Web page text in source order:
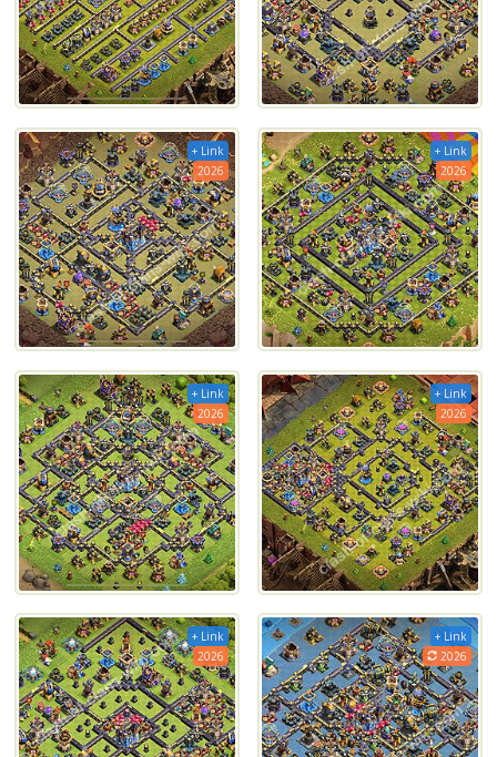
+ Link
2026
+ Link
2026
+ Link
2026
+ Link
2026
+ Link
2026
+ Link
2026